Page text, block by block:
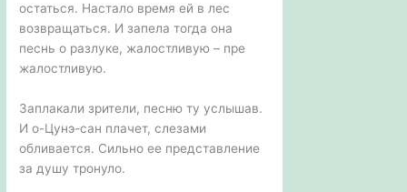
остаться. Настало время ей в лес
возвращаться. И запела тогда она
песнь о разлуке, жалостливую – пре
жалостливую.
Заплакали зрители, песню ту услышав.
И о-Цунэ-сан плачет, слезами
обливается. Сильно ее представление
за душу тронуло.